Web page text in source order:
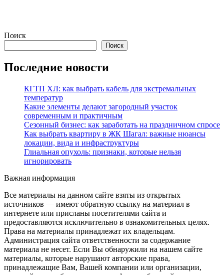
Поиск
Поиск
Последние новости
КГТП ХЛ: как выбрать кабель для экстремальных
температур
Какие элементы делают загородный участок
современным и практичным
Сезонный бизнес: как заработать на праздничном спросе
Как выбрать квартиру в ЖК Шагал: важные нюансы
локации, вида и инфраструктуры
Глиальная опухоль: признаки, которые нельзя
игнорировать
Важная информация
Все материалы на данном сайте взяты из открытых
источников — имеют обратную ссылку на материал в
интернете или присланы посетителями сайта и
предоставляются исключительно в ознакомительных целях.
Права на материалы принадлежат их владельцам.
Администрация сайта ответственности за содержание
материала не несет. Если Вы обнаружили на нашем сайте
материалы, которые нарушают авторские права,
принадлежащие Вам, Вашей компании или организации,